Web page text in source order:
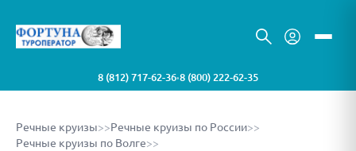
8 (812) 717-62-36•8 (800) 222-62-35
Речные круизы>>Речные круизы по России>>
Речные круизы по Волге>>